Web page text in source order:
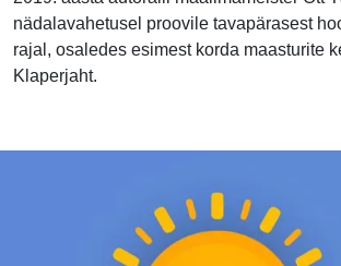
nädalavahetusel proovile tavapärasest
rajal, osaledes esimest korda maasturite
Klaperjaht.